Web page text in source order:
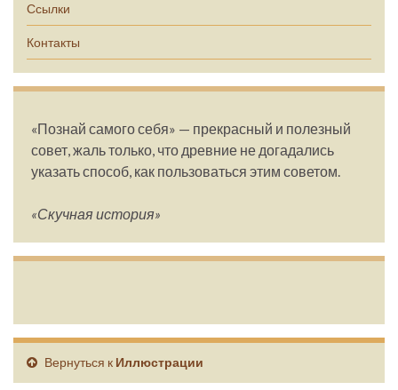
Ссылки
Контакты
«Познай самого себя» — прекрасный и полезный
совет, жаль только, что древние не догадались
указать способ, как пользоваться этим советом.
«Скучная история»
Вернуться к Иллюстрации